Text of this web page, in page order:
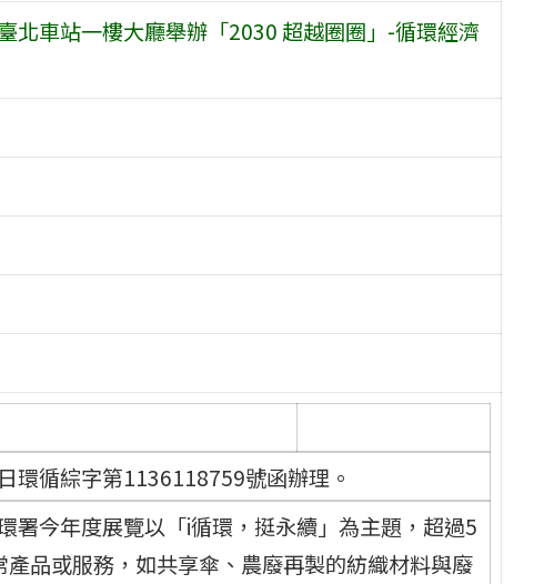
車站一樓大廳舉辦「2030 超越圈圈」-循環經濟
環循綜字第1136118759號函辦理。
署今年度展覽以「i循環，挺永續」為主題，超過5
品或服務，如共享傘、農廢再製的紡織材料與廢